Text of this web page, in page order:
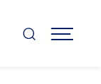
MENÚ